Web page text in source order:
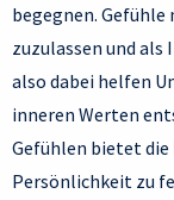
begegnen.
zuzulassen und
also dabei helfen
inneren Werten
Gefühlen bietet
Persönlichkeit zu